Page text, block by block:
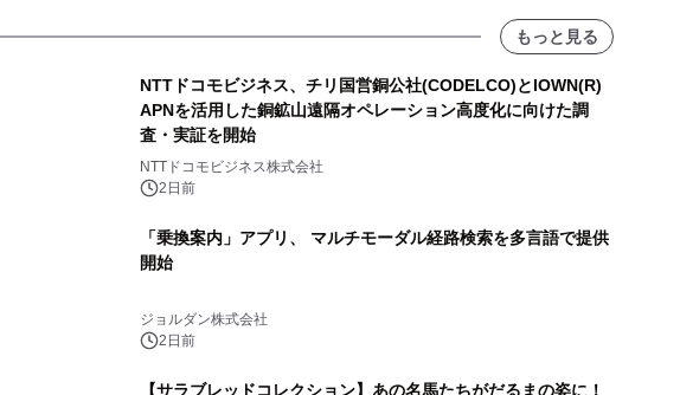
もっと見る
NTTドコモビジネス、チリ国営銅公社(CODELCO)とIOWN(R)
APNを活用した銅鉱山遠隔オペレーション高度化に向けた調
査・実証を開始
NTTドコモビジネス株式会社
2日前
「乗換案内」アプリ、 マルチモーダル経路検索を多言語で提供
開始
ジョルダン株式会社
2日前
【サラブレッドコレクション】あの名馬たちがだるまの姿に！